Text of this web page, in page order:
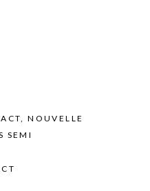
,NOUVELLE
SEMI